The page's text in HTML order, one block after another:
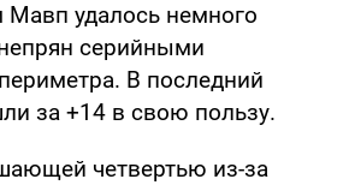
Мавп удалось немного
серийными
В последний
за +14 в свою пользу.
четвертью из-за